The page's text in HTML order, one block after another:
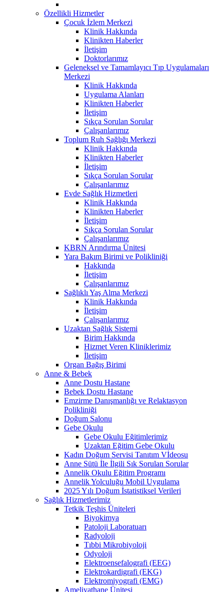
Özellikli Hizmetler
Çocuk İzlem Merkezi
Klinik Hakkında
Klinikten Haberler
İletişim
Doktorlarımız
Geleneksel ve Tamamlayıcı Tıp Uygulamaları
Merkezi
Klinik Hakkında
Uygulama Alanları
Klinikten Haberler
İletişim
Sıkça Sorulan Sorular
Çalışanlarımız
Toplum Ruh Sağlığı Merkezi
Klinik Hakkında
Klinikten Haberler
İletişim
Sıkça Sorulan Sorular
Çalışanlarımız
Evde Sağlık Hizmetleri
Klinik Hakkında
Klinikten Haberler
İletişim
Sıkça Sorulan Sorular
Çalışanlarımız
KBRN Arındırma Ünitesi
Yara Bakım Birimi ve Polikliniği
Hakkında
İletişim
Çalışanlarımız
Sağlıklı Yaş Alma Merkezi
Klinik Hakkında
İletişim
Çalışanlarımız
Uzaktan Sağlık Sistemi
Birim Hakkında
Hizmet Veren Kliniklerimiz
İletişim
Organ Bağış Birimi
Anne & Bebek
Anne Dostu Hastane
Bebek Dostu Hastane
Emzirme Danışmanlığı ve Relaktasyon
Polikliniği
Doğum Salonu
Gebe Okulu
Gebe Okulu Eğitimlerimiz
Uzaktan Eğitim Gebe Okulu
Kadın Doğum Servisi Tanıtım Vİdeosu
Anne Sütü İle İlgili Sık Sorulan Sorular
Annelik Okulu Eğitim Programı
Annelik Yolculuğu Mobil Uygulama
2025 Yılı Doğum İstatistiksel Verileri
Sağlık Hizmetlerimiz
Tetkik Teşhis Üniteleri
Biyokimya
Patoloji Laboratuarı
Radyoloji
Tıbbi Mikrobiyoloji
Odyoloji
Elektroensefalografi (EEG)
Elektrokardigrafi (EKG)
Elektromiyografi (EMG)
Ameliyathane Ünitesi